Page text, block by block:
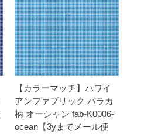
【カラーマッチ】ハワイ
アンファブリック パラカ
柄 オーシャン fab-K0006-
ocean【3yまでメール便